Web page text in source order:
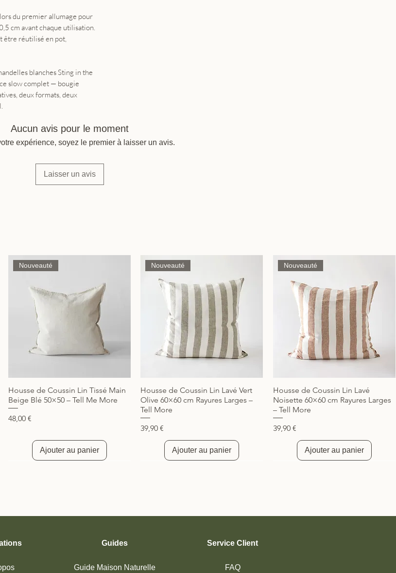
du premier allumage pour
cm avant chaque utilisation.
être réutilisé en pot,
blanches Sting in the
slow complet — bougie
deux formats, deux
Aucun avis pour le moment
expérience, soyez le premier à laisser un avis.
Laisser un avis
Aperçu rapide
Nouveauté
Housse de Coussin Lin Tissé Main
Beige Blé 50×50 – Tell Me More
Prix
48,00 €
Ajouter au panier
Aperçu rapide
Nouveauté
Housse de Coussin Lin Lavé Vert
Olive 60×60 cm Rayures Larges –
Tell More
Prix
39,90 €
Ajouter au panier
Aperçu rapide
Nouveauté
Housse de Coussin Lin Lavé
Noisette 60×60 cm Rayures Larges
– Tell More
Prix
39,90 €
Ajouter au panier
Guides
Guide Maison Naturelle
Service Client
FAQ